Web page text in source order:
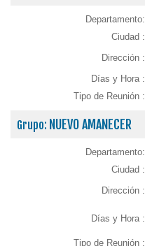
Departamento:
Ciudad :
Dirección :
Días y Hora :
Tipo de Reunión :
Grupo: NUEVO AMANECER
Departamento:
Ciudad :
Dirección :
Días y Hora :
Tipo de Reunión :